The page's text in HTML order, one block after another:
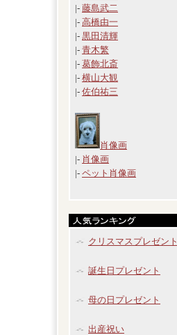
|- 藤島武二
|- 高橋由一
|- 黒田清輝
|- 青木繁
|- 葛飾北斎
|- 横山大観
|- 佐伯祐三
肖像画
|- 肖像画
|- ペット肖像画
クリスマスプレゼント
誕生日プレゼント
母の日プレゼント
出産祝い